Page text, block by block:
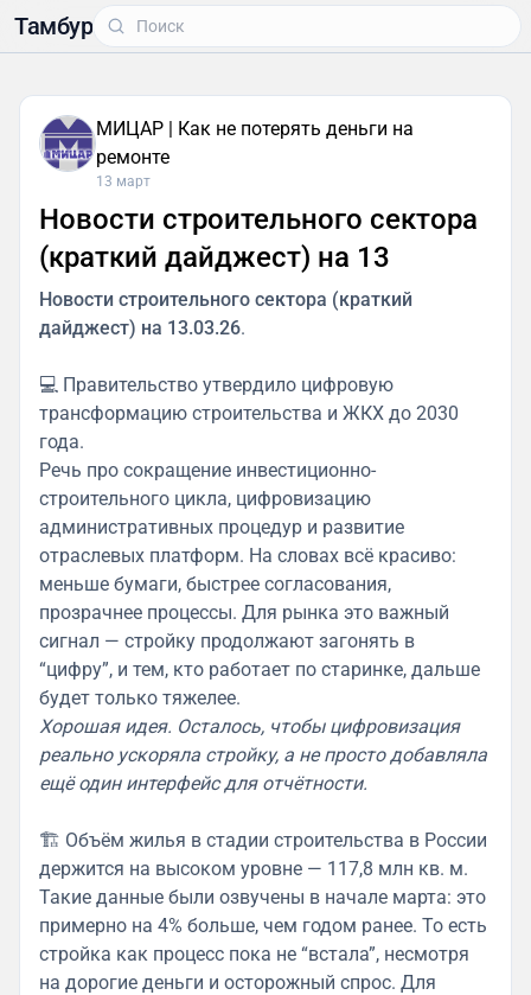
Тамбур
МИЦАР | Как не потерять деньги на
ремонте
13 март
Новости строительного сектора
(краткий дайджест) на 13
Новости строительного сектора (краткий
дайджест) на 13.03.26.
💻 Правительство утвердило цифровую
трансформацию строительства и ЖКХ до 2030
года.
Речь про сокращение инвестиционно-
строительного цикла, цифровизацию
административных процедур и развитие
отраслевых платформ. На словах всё красиво:
меньше бумаги, быстрее согласования,
прозрачнее процессы. Для рынка это важный
сигнал — стройку продолжают загонять в
“цифру”, и тем, кто работает по старинке, дальше
будет только тяжелее.
Хорошая идея. Осталось, чтобы цифровизация
реально ускоряла стройку, а не просто добавляла
ещё один интерфейс для отчётности.
🏗 Объём жилья в стадии строительства в России
держится на высоком уровне — 117,8 млн кв. м.
Такие данные были озвучены в начале марта: это
примерно на 4% больше, чем годом ранее. То есть
стройка как процесс пока не “встала”, несмотря
на дорогие деньги и осторожный спрос. Для